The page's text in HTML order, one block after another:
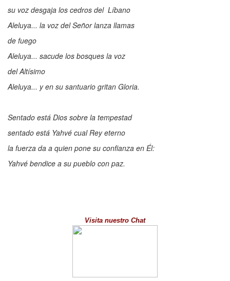
su voz desgaja los cedros del Líbano
Aleluya... la voz del Señor lanza llamas
de fuego
Aleluya... sacude los bosques la voz
del Altísimo
Aleluya... y en su santuario gritan Gloria.
Sentado está Dios sobre la tempestad
sentado está Yahvé cual Rey eterno
la fuerza da a quien pone su confianza en Él:
Yahvé bendice a su pueblo con paz.
Visita nuestro Chat